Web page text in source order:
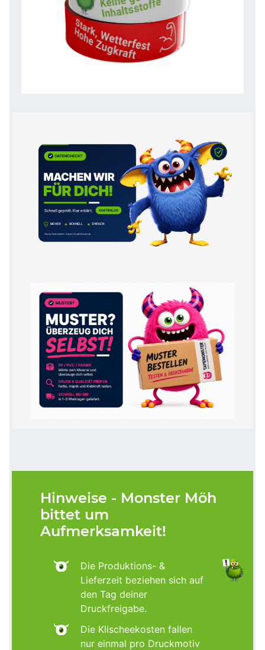
Hinweise - Monster Möh
bittet um
Aufmerksamkeit!
Die Produktions- &
Lieferzeit beziehen sich auf
den Tag deiner
Druckfreigabe.
Die Klischeekosten fallen
nur einmal pro Druckmotiv